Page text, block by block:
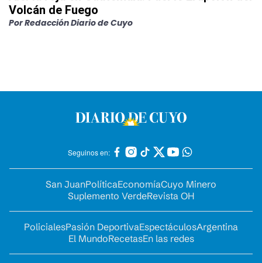
Volcán de Fuego
PorRedacción Diario de Cuyo
Seguinos en:
San JuanPolíticaEconomíaCuyo Minero
Suplemento VerdeRevista OH
PolicialesPasión DeportivaEspectáculosArgentina
El MundoRecetasEn las redes